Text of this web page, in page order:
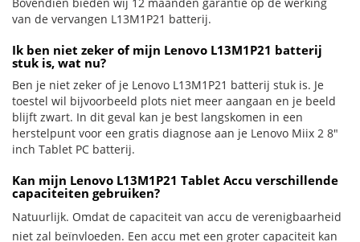
van de vervangen L13M1P21 batterij.
Ik ben niet zeker of mijn Lenovo L13M1P21 batterij
stuk is, wat nu?
Ben je niet zeker of je Lenovo L13M1P21 batterij stuk is. Je
toestel wil bijvoorbeeld plots niet meer aangaan en je beeld
blijft zwart. In dit geval kan je best langskomen in een
herstelpunt voor een gratis diagnose aan je Lenovo Miix 2 8"
inch Tablet PC batterij.
Kan mijn Lenovo L13M1P21 Tablet Accu verschillende
capaciteiten gebruiken?
Natuurlijk. Omdat de capaciteit van accu de verenigbaarheid
niet zal beïnvloeden. Een accu met een groter capaciteit kan